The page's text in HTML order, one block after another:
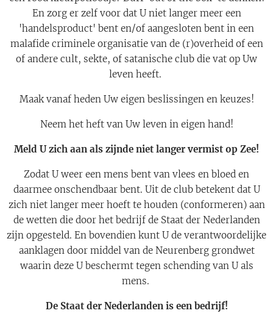
En zorg er zelf voor dat U niet langer meer een
'handelsproduct' bent en/of aangesloten bent in een
malafide criminele organisatie van de (r)overheid of een
of andere cult, sekte, of satanische club die vat op Uw
leven heeft.
Maak vanaf heden Uw eigen beslissingen en keuzes!
Neem het heft van Uw leven in eigen hand!
Meld U zich aan als zijnde niet langer vermist op Zee!
Zodat U weer een mens bent van vlees en bloed en
daarmee onschendbaar bent. Uit de club betekent dat U
zich niet langer meer hoeft te houden (conformeren) aan
de wetten die door het bedrijf de Staat der Nederlanden
zijn opgesteld. En bovendien kunt U de verantwoordelijke
aanklagen door middel van de Neurenberg grondwet
waarin deze U beschermt tegen schending van U als
mens.
De Staat der Nederlanden is een bedrijf!